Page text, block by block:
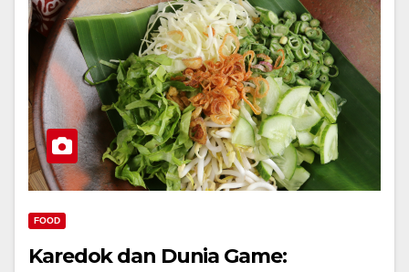
FOOD
Karedok dan Dunia Game: